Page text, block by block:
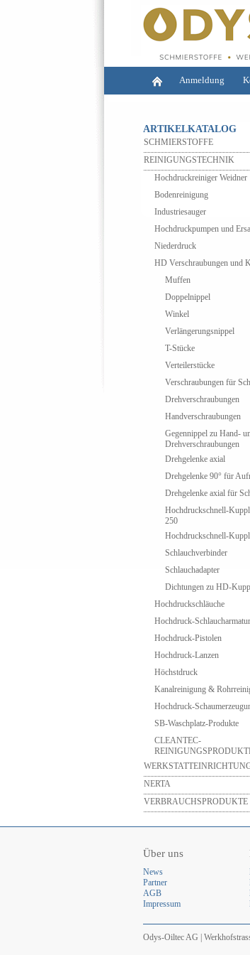
Anmeldung
ARTIKELKATALOG
SCHMIERSTOFFE
REINIGUNGSTECHNIK
Hochdruckreiniger Weidner
Bodenreinigung
Industriesauger
Hochdruckpumpen und
Niederdruck
HD Verschraubungen und
Muffen
Doppelnippel
Winkel
Verlängerungsnippel
T-Stücke
Verteilerstücke
Verschraubungen für
Drehverschraubungen
Handverschraubungen
Gegennippel zu Hand-
Drehverschraubungen
Drehgelenke axial
Drehgelenke 90° für
Drehgelenke axial für
Hochdruckschnell-
250
Hochdruckschnell-
Schlauchverbinder
Schlauchadapter
Dichtungen zu HD-
Hochdruckschläuche
Hochdruck-
Hochdruck-Pistolen
Hochdruck-Lanzen
Höchstdruck
Kanalreinigung &
Hochdruck-
SB-Waschplatz-Produkte
CLEANTEC-
NERTA
VERBRAUCHSPRODUKTE
Über uns
News
Partner
AGB
Impressum
Odys-Oiltec AG |